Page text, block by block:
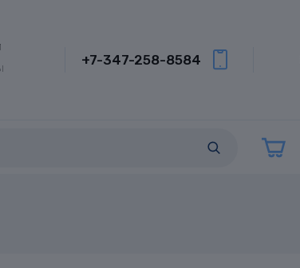
+7-347-258-8584